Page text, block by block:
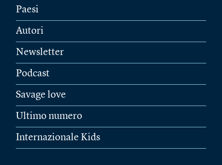
Paesi
Autori
Newsletter
Podcast
Savage love
Ultimo numero
Internazionale Kids